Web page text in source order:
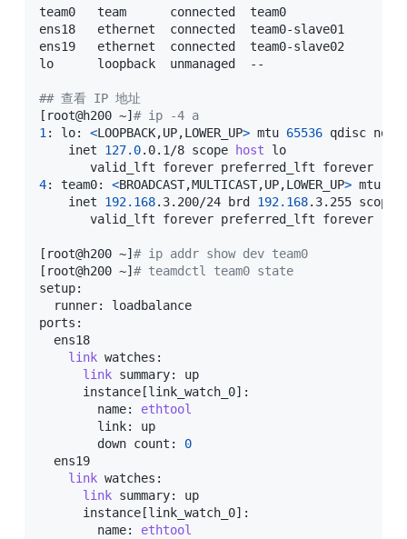
team0   team      connected  team0
ens18   ethernet  connected  team0-slave01
ens19   ethernet  connected  team0-slave02
lo      loopback  unmanaged  --
## 查看 IP 地址
[ root@h200 ~] # ip -4 a
1: lo: <LOOPBACK,UP,LOWER_UP> mtu 65536 qdisc
    inet
127.0.0.1/8 scope host lo
4: team0: <BROADCAST,MULTICAST,UP,LOWER_UP> mtu
    inet
192.168.3.200/24 brd 192.168.3.255 scope
       valid_lft forever preferred_lft forever
[ root@h200 ~] # ip addr show dev team0
[ root@h200 ~] # teamdctl team0 state
setup:
  runner: loadbalance
ports:
  ens18
link watches:
link summary: up
      instance
[link_watch_0] :
        name:
ethtool
        link: up
        down count:
0
  ens19
link watches:
link summary: up
      instance
[link_watch_0] :
        name:
ethtool